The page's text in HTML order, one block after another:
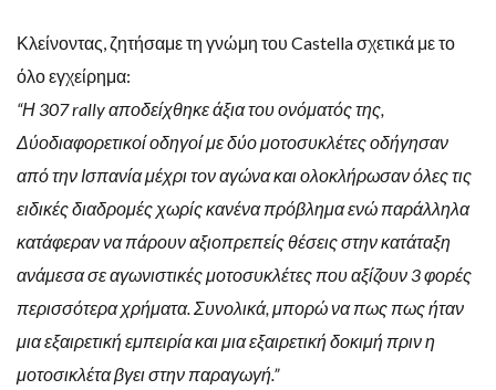
Κλείνοντας, ζητήσαμε τη γνώμη του Castella σχετικά με το
όλο εγχείρημα:
“Η 307 rally αποδείχθηκε άξια του ονόματός της,
Δύοδιαφορετικοί οδηγοί με δύο μοτοσυκλέτες οδήγησαν
από την Ισπανία μέχρι τον αγώνα και ολοκλήρωσαν όλες τις
ειδικές διαδρομές χωρίς κανένα πρόβλημα ενώ παράλληλα
κατάφεραν να πάρουν αξιοπρεπείς θέσεις στην κατάταξη
ανάμεσα σε αγωνιστικές μοτοσυκλέτες που αξίζουν 3 φορές
περισσότερα χρήματα. Συνολικά, μπορώ να πως πως ήταν
μια εξαιρετική εμπειρία και μια εξαιρετική δοκιμή πριν η
μοτοσικλέτα βγει στην παραγωγή.”